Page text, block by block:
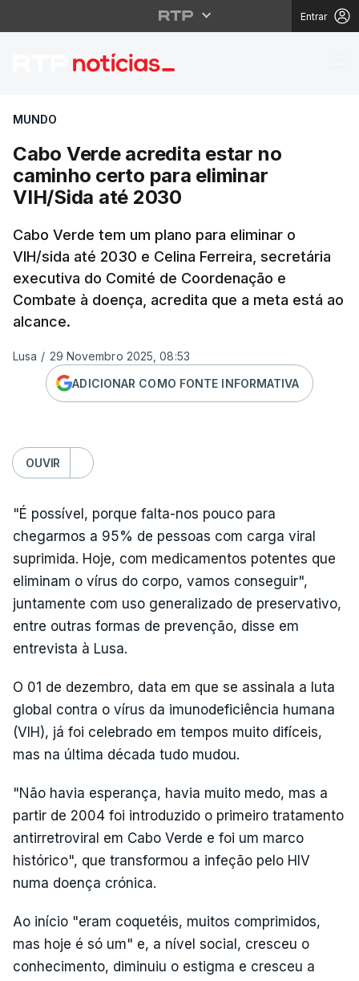
Entrar
Cabo Verde acredita
MUNDO
Cabo Verde acredita estar no
caminho certo para eliminar
VIH/Sida até 2030
Cabo Verde tem um plano para eliminar o
VIH/sida até 2030 e Celina Ferreira, secretária
executiva do Comité de Coordenação e
Combate à doença, acredita que a meta está ao
alcance.
Lusa / 29 Novembro 2025, 08:53
ADICIONAR COMO FONTE INFORMATIVA
OUVIR
"É possível, porque falta-nos pouco para
chegarmos a 95% de pessoas com carga viral
suprimida. Hoje, com medicamentos potentes que
eliminam o vírus do corpo, vamos conseguir",
juntamente com uso generalizado de preservativo,
entre outras formas de prevenção, disse em
entrevista à Lusa.
O 01 de dezembro, data em que se assinala a luta
global contra o vírus da imunodeficiência humana
(VIH), já foi celebrado em tempos muito difíceis,
mas na última década tudo mudou.
"Não havia esperança, havia muito medo, mas a
partir de 2004 foi introduzido o primeiro tratamento
antirretroviral em Cabo Verde e foi um marco
histórico", que transformou a infeção pelo HIV
numa doença crónica.
Ao início "eram coquetéis, muitos comprimidos,
mas hoje é só um" e, a nível social, cresceu o
conhecimento, diminuiu o estigma e cresceu a